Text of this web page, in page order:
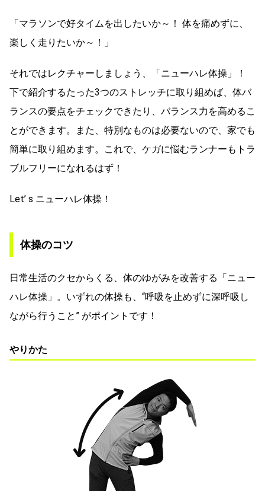
「マラソンで好タイムを出したいか～！ 体を痛めずに、
楽しく走りたいか～！」
それではレクチャーしましょう、「ニューハレ体操」！
下で紹介するたった3つのストレッチに取り組めば、体バ
ランスの要点をチェックできたり、バランス力を高めるこ
とができます。また、特別なものは必要ないので、家でも
簡単に取り組めます。これで、ケガに悩むランナーもトラ
ブルフリーになれるはず！
Let’ s ニューハレ体操！
体操のコツ
日常生活のクセからくる、体のゆがみを改善する「ニュー
ハレ体操」。いずれの体操も、“呼吸を止めずに深呼吸し
ながら行うこと” がポイントです！
やりかた